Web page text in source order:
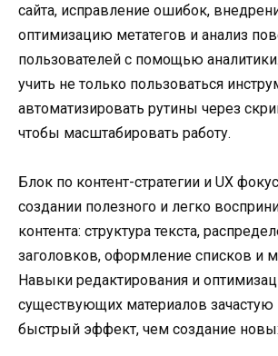
сайта, исправление ошибок,
оптимизацию метатегов и анализ
пользователей с помощью
учить не только пользоваться
автоматизировать рутины через
чтобы масштабировать работу.
Блок по контент-стратегии и UX
создании полезного и легко
контента: структура текста,
заголовков, оформление списков и
Навыки редактирования и
существующих материалов зачастую
быстрый эффект, чем создание